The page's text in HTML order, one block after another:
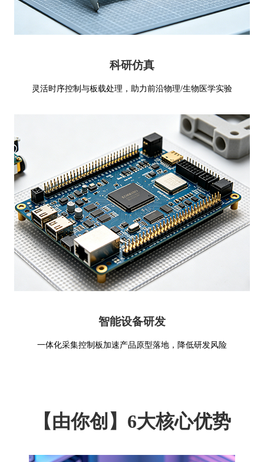
科研仿真
灵活时序控制与板载处理，助力前沿物理/生物医学实验
智能设备研发
一体化采集控制板加速产品原型落地，降低研发风险
【由你创】6大核心优势